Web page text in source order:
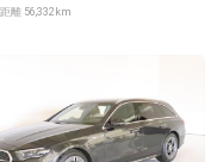
ンインテリアパッケージ エク
距離 56,332km